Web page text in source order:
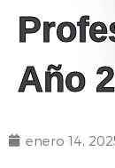
Año
enero 14,